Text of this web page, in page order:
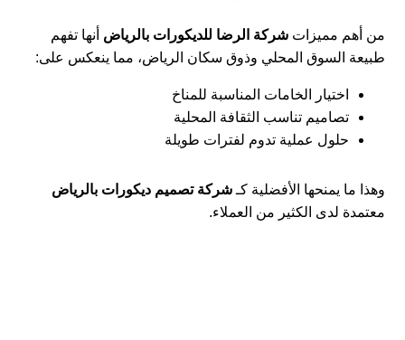
من أهم مميزاتشركة الرضا للديكورات بالرياض أنها تفهم
طبيعة السوق المحلي وذوق سكان الرياض، مما ينعكس على:
اختيار الخامات المناسبة للمناخ
تصاميم تناسب الثقافة المحلية
حلول عملية تدوم لفترات طويلة
وهذا ما يمنحها الأفضلية كـشركة تصميم ديكورات بالرياض
معتمدة لدى الكثير من العملاء.